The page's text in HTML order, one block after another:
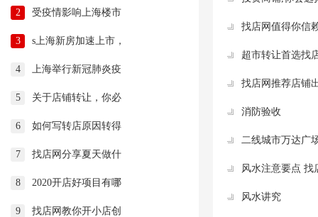
2 受疫情影响上海楼市
3 s上海新房加速上市，
4 上海举行新冠肺炎疫
5 关于店铺转让，你必
6 如何写转店原因转得
7 找店网分享夏天做什
8 2020开店好项目有哪
9 找店网教你开小店创
找店网值得你信
超市转让首选找
找店网推荐店铺
消防验收
二线城市万达广
风水注意要点 找
风水讲究